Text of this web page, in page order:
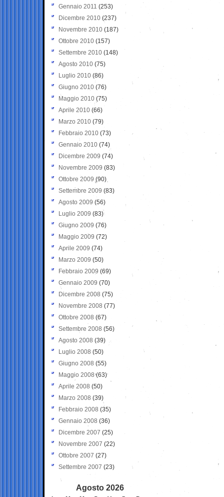
Gennaio 2011 (253)
Dicembre 2010 (237)
Novembre 2010 (187)
Ottobre 2010 (157)
Settembre 2010 (148)
Agosto 2010 (75)
Luglio 2010 (86)
Giugno 2010 (76)
Maggio 2010 (75)
Aprile 2010 (66)
Marzo 2010 (79)
Febbraio 2010 (73)
Gennaio 2010 (74)
Dicembre 2009 (74)
Novembre 2009 (83)
Ottobre 2009 (90)
Settembre 2009 (83)
Agosto 2009 (56)
Luglio 2009 (83)
Giugno 2009 (76)
Maggio 2009 (72)
Aprile 2009 (74)
Marzo 2009 (50)
Febbraio 2009 (69)
Gennaio 2009 (70)
Dicembre 2008 (75)
Novembre 2008 (77)
Ottobre 2008 (67)
Settembre 2008 (56)
Agosto 2008 (39)
Luglio 2008 (50)
Giugno 2008 (55)
Maggio 2008(63)
Aprile 2008 (50)
Marzo 2008 (39)
Febbraio 2008 (35)
Gennaio 2008 (36)
Dicembre 2007 (25)
Novembre 2007 (22)
Ottobre 2007 (27)
Settembre 2007 (23)
Agosto 2026